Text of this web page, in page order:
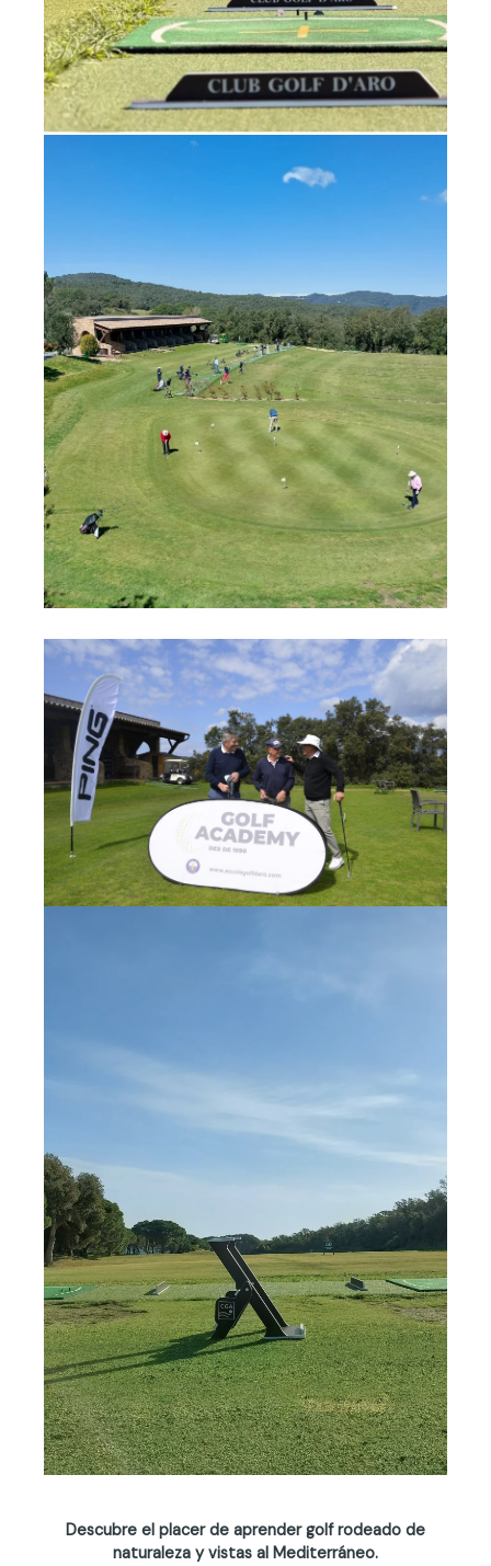
Descubre el placer de aprender golf rodeado de
naturaleza y vistas al Mediterráneo.